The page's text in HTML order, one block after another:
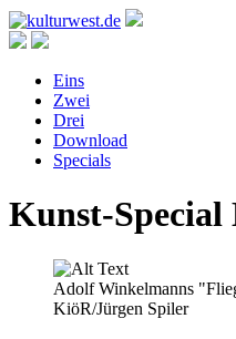
Eins
Zwei
Drei
Download
Specials
Kunst-Special
Adolf Winkelmanns
KiöR/Jürgen Spiler